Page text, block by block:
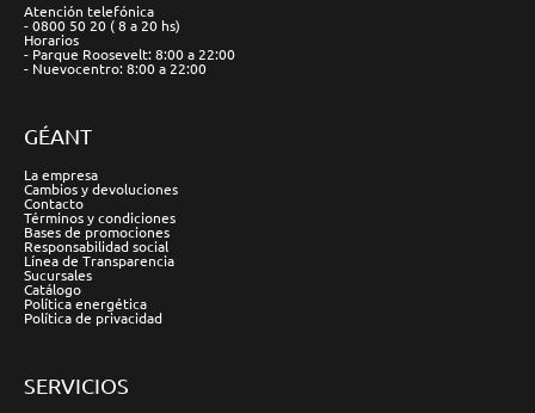
Atención telefónica
- 0800 50 20 ( 8 a 20 hs)
Horarios
- Parque Roosevelt: 8:00 a 22:00
- Nuevocentro: 8:00 a 22:00
GÉANT
La empresa
Cambios y devoluciones
Contacto
Términos y condiciones
Bases de promociones
Responsabilidad social
Línea de Transparencia
Sucursales
Catálogo
Política energética
Política de privacidad
SERVICIOS